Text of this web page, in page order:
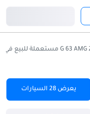
يعرض 28 السيارات